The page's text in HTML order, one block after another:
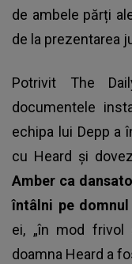
de ambele părți
de la prezentarea
Potrivit The
documentele
echipa lui Depp a
cu Heard și
Amber ca
întâlni pe domnul
ei, „în mod frivol
doamna Heard a